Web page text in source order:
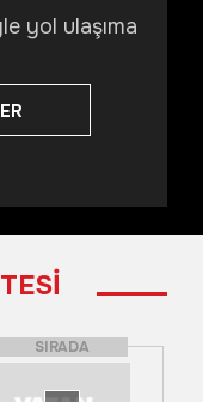
yol ulaşıma
SIRADA